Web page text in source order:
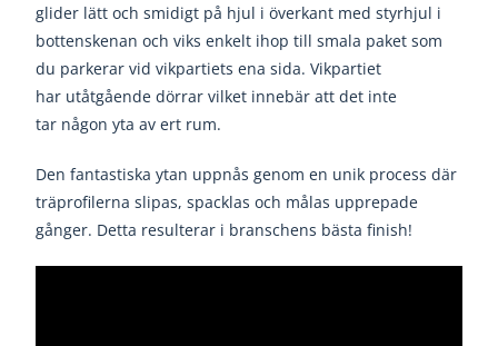
glider lätt och smidigt på hjul i överkant med styrhjul i
bottenskenan och viks enkelt ihop till smala paket som
du parkerar vid vikpartiets ena sida. Vikpartiet
har utåtgående dörrar vilket innebär att det inte
tar någon yta av ert rum.
Den fantastiska ytan uppnås genom en unik process där
träprofilerna slipas, spacklas och målas upprepade
gånger. Detta resulterar i branschens bästa finish!